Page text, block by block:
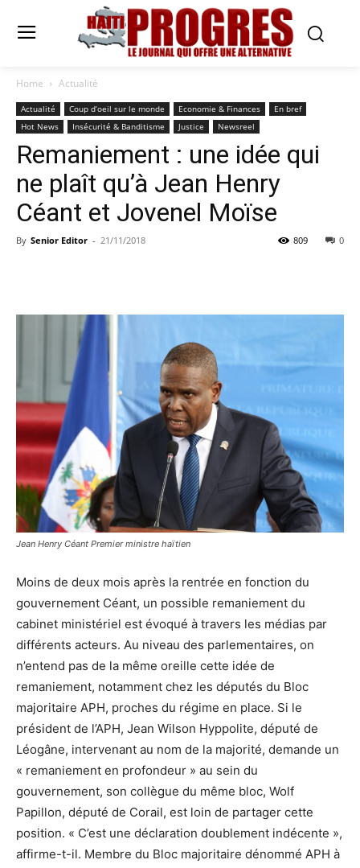
Home Actualité
Actualité Coup d’oeil sur le monde Economie & Finances
En bref
Hot News
Insécurité & Banditisme Justice Newsreel
Remaniement : une idée qui
ne plaît qu’à Jean Henry
Céant et Jovenel Moïse
By Senior Editor - 21/11/2018 0
809
Jean Henry Céant Premier ministre haïtien
Moins de deux mois après la rentrée en fonction du
gouvernement Céant, un possible remaniement du
cabinet ministériel est évoqué à travers les médias par
différents acteurs. Au niveau des parlementaires, on
n’entend pas de la même oreille cette idée de
remaniement, notamment chez les députés du Bloc
majoritaire APH, proches du régime en place. Si le
président de l’APH, Jean Wilson Hyppolite, député de
Léogâne, intervenant au nom de la majorité, demande un
« remaniement en profondeur » au sein du
gouvernement, son collègue du même bloc, Wolf
Papillon, député de Corail, est loin de partager cette
position. « C’est une déclaration doublement indécente »,
affirme-t-il. Membre du Bloc majoritaire dénommé APH à